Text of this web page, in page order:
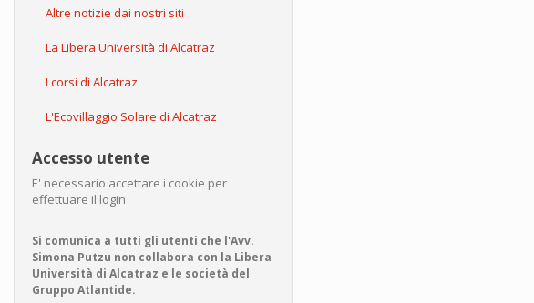
Altre notizie dai nostri siti
La Libera Università di Alcatraz
I corsi di Alcatraz
L'Ecovillaggio Solare di Alcatraz
Accesso utente
E' necessario accettare i cookie per
effettuare il login
Si comunica a tutti gli utenti che l'Avv.
Simona Putzu non collabora con la Libera
Università di Alcatraz e le società del
Gruppo Atlantide.